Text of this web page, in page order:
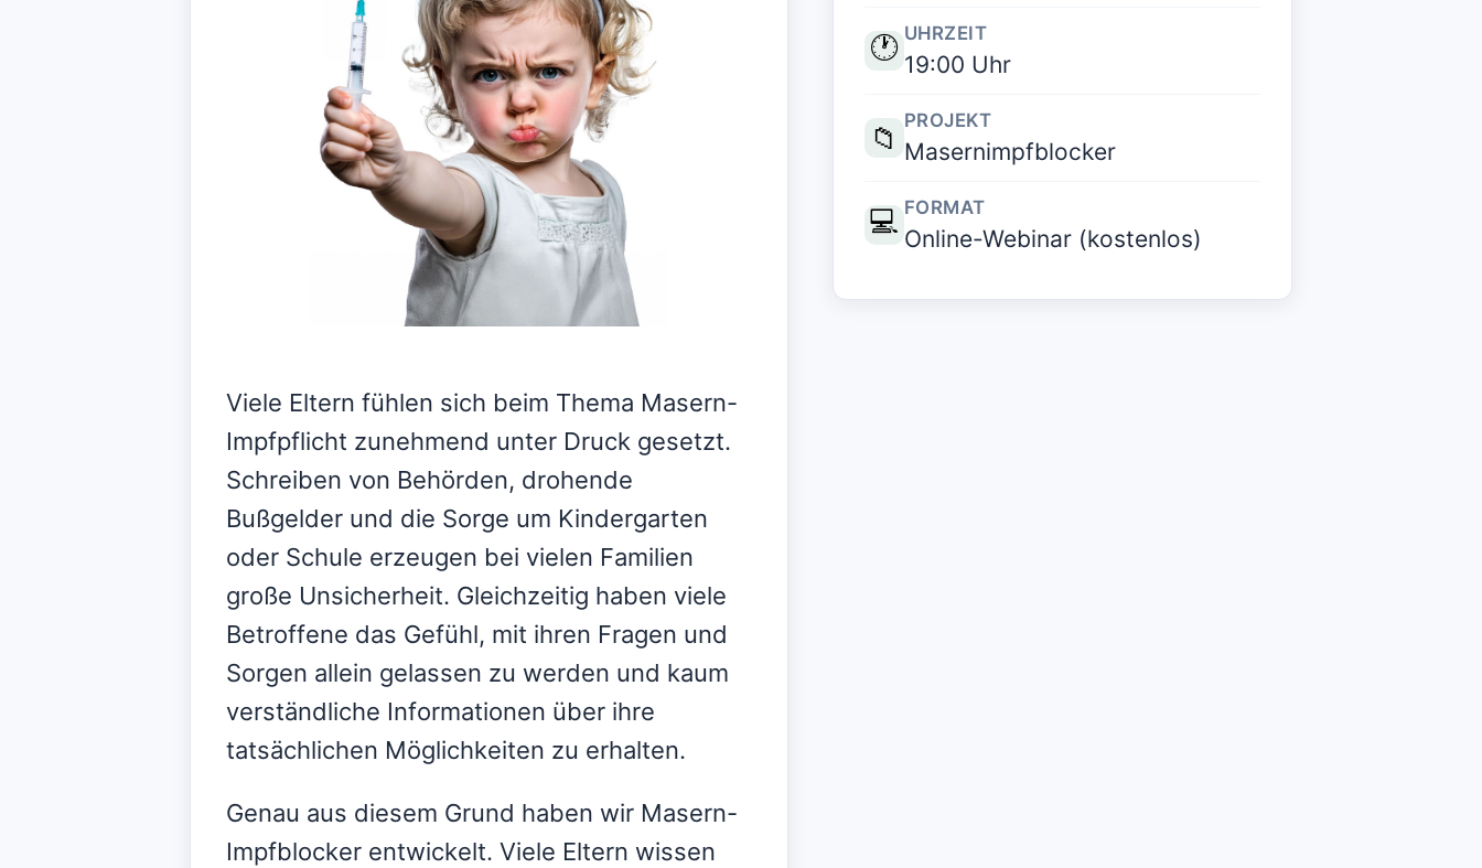
Viele Eltern fühlen sich beim Thema Masern-
Impfpflicht zunehmend unter Druck gesetzt.
Schreiben von Behörden, drohende
Bußgelder und die Sorge um Kindergarten
oder Schule erzeugen bei vielen Familien
große Unsicherheit. Gleichzeitig haben viele
Betroffene das Gefühl, mit ihren Fragen und
Sorgen allein gelassen zu werden und kaum
verständliche Informationen über ihre
tatsächlichen Möglichkeiten zu erhalten.
Genau aus diesem Grund haben wir Masern-
Impfblocker entwickelt. Viele Eltern wissen
🕐 UHRZEIT
19:00 Uhr
📁
PROJEKT
Masernimpfblocker
💻 FORMAT
Online-Webinar (kostenlos)